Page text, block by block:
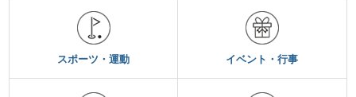
スポーツ・運動 イベント・行事